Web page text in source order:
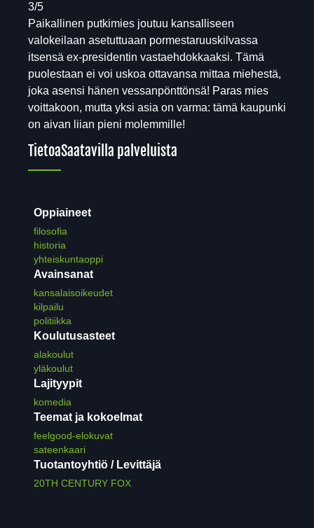
3/5
Paikallinen putkimies joutuu kansalliseen
valokeilaan asetuttuaan pormestaruuskilvassa
itsensä ex-presidentin vastaehdokkaaksi. Tämä
puolestaan ei voi uskoa ottavansa mittaa miehestä,
joka asensi hänen vessanpönttönsä! Paras mies
voittakoon, mutta yksi asia on varma: tämä kaupunki
on aivan liian pieni molemmille!
TietoaSaatavilla palveluista
Oppiaineet
filosofia
historia
yhteiskuntaoppi
Avainsanat
kansalaisoikeudet
kilpailu
politiikka
Koulutusasteet
alakoulut
yläkoulut
Lajityypit
komedia
Teemat ja kokoelmat
feelgood-elokuvat
sateenkaari
Tuotantoyhtiö / Levittäjä
20TH CENTURY FOX